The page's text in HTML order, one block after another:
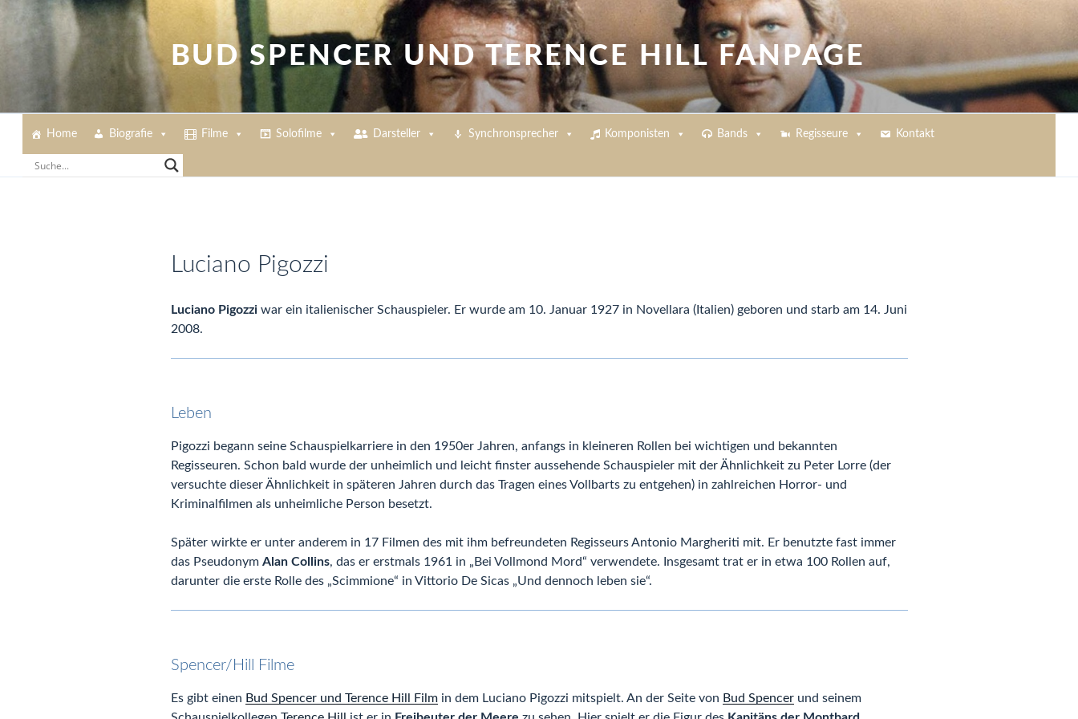
BUD SPENCER UND TERENCE HILL FANPAGE
Home Biografie Filme Solofilme Darsteller Synchronsprecher Komponisten Bands Regisseure Kontakt
Luciano Pigozzi
Luciano Pigozziwar ein italienischer Schauspieler. Er wurde am 10. Januar 1927 in Novellara (Italien) geboren und starb am 14. Juni
2008.
Leben
Pigozzi begann seine Schauspielkarriere in den 1950er Jahren, anfangs in kleineren Rollen bei wichtigen und bekannten
Regisseuren. Schon bald wurde der unheimlich und leicht finster aussehende Schauspieler mit der Ähnlichkeit zu Peter Lorre (der
versuchte dieser Ähnlichkeit in späteren Jahren durch das Tragen eines Vollbarts zu entgehen) in zahlreichen Horror- und
Kriminalfilmen als unheimliche Person besetzt.
Später wirkte er unter anderem in 17 Filmen des mit ihm befreundeten Regisseurs Antonio Margheriti mit. Er benutzte fast immer
das Pseudonym Alan Collins, das er erstmals 1961 in „Bei Vollmond Mord“ verwendete. Insgesamt trat er in etwa 100 Rollen auf,
darunter die erste Rolle des „Scimmione“ in Vittorio De Sicas „Und dennoch leben sie“.
Spencer/Hill Filme
Es gibt einen Bud Spencer und Terence Hill Filmin dem Luciano Pigozzi mitspielt. An der Seite von Bud Spencerund seinem